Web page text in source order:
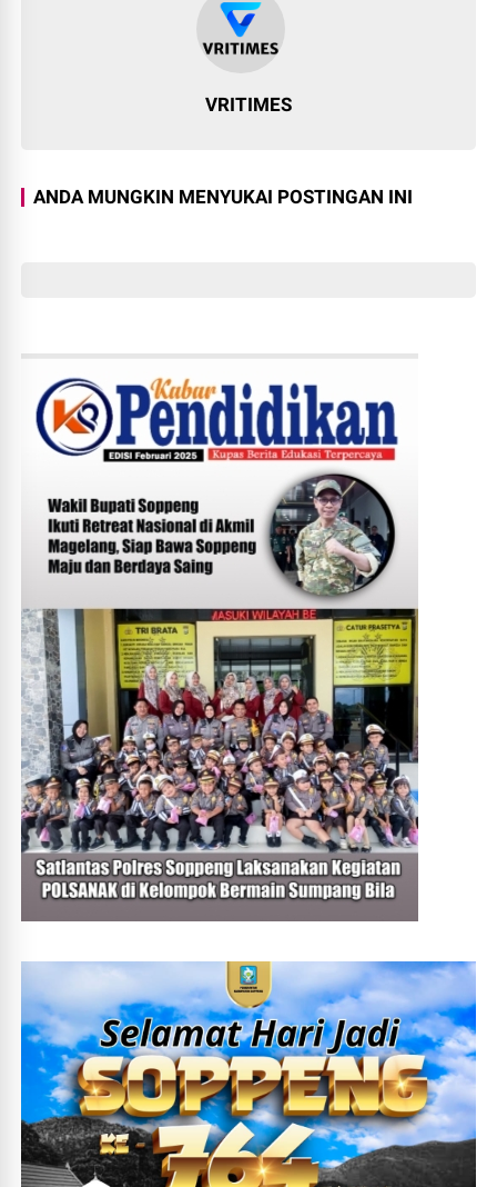
VRITIMES
ANDA MUNGKIN MENYUKAI POSTINGAN INI